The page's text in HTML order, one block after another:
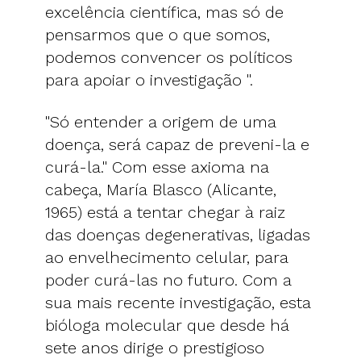
excelência científica, mas só de
pensarmos que o que somos,
podemos convencer os políticos
para apoiar o investigação ".
"Só entender a origem de uma
doença, será capaz de preveni-la e
curá-la." Com esse axioma na
cabeça, María Blasco (Alicante,
1965) está a tentar chegar à raiz
das doenças degenerativas, ligadas
ao envelhecimento celular, para
poder curá-las no futuro. Com a
sua mais recente investigação, esta
bióloga molecular que desde há
sete anos dirige o prestigioso